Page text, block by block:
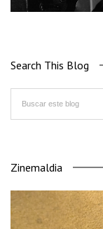
Search This Blog
Zinemaldia